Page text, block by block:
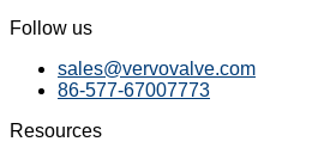
Follow us
sales@vervovalve.com
86-577-67007773
Resources